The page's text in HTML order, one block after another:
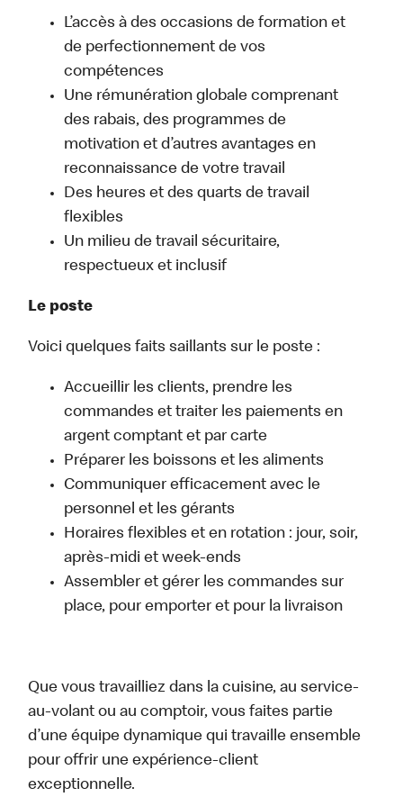
L’accès à des occasions de formation et
de perfectionnement de vos
compétences
Une rémunération globale comprenant
des rabais, des programmes de
motivation et d’autres avantages en
reconnaissance de votre travail
Des heures et des quarts de travail
flexibles
Un milieu de travail sécuritaire,
respectueux et inclusif
Le poste
Voici quelques faits saillants sur le poste :
Accueillir les clients, prendre les
commandes et traiter les paiements en
argent comptant et par carte
Préparer les boissons et les aliments
Communiquer efficacement avec le
personnel et les gérants
Horaires flexibles et en rotation : jour, soir,
après-midi et week-ends
Assembler et gérer les commandes sur
place, pour emporter et pour la livraison
Que vous travailliez dans la cuisine, au service-
au-volant ou au comptoir, vous faites partie
d’une équipe dynamique qui travaille ensemble
pour offrir une expérience-client
exceptionnelle.